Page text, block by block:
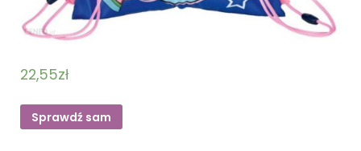
22,55zł
Sprawdź sam